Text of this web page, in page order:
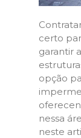
certo
garantir
opção
nessa
neste